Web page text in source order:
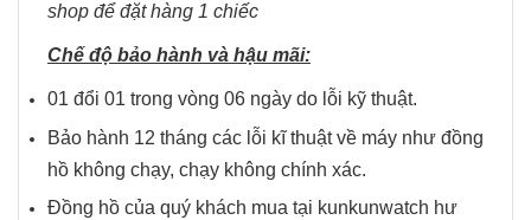
shop để đặt hàng 1 chiếc
Chế độ bảo hành và hậu mãi:
01 đổi 01 trong vòng 06 ngày do lỗi kỹ thuật.
Bảo hành 12 tháng các lỗi kĩ thuật về máy như đồng
hồ không chạy, chạy không chính xác.
Đồng hồ của quý khách mua tại kunkunwatch hư